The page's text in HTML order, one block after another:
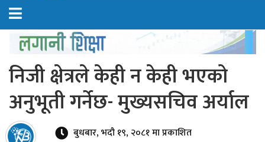
अर्थतन्त्र
शेयर
बजार
आइ
पि
ओ
निजी क्षेत्रले केही न केही भएको
अनुभूती गर्नेछ- मुख्यसचिव अर्याल
बुधबार, भदौ १९, २०८१ मा प्रकाशित